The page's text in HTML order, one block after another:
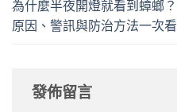
為什麼半夜開燈就看到蟑螂？
原因、警訊與防治方法一次看
發佈留言